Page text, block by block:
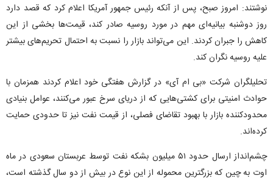
نوشتند: امروز صبح، پس از آنکه رئیس جمهور آمریکا اعلام کرد که قصد دارد
روز دوشنبه بیانیه‌ای مهم در مورد روسیه صادر کند، قیمت‌ها بخشی از این
کاهش را جبران کردند. این می‌تواند بازار را نسبت به احتمال تحریم‌های بیشتر
علیه روسیه نگران کند.
تحلیلگران شرکت «بی ام آی» در گزارش هفتگی خود اعلام کردند همزمان با
حوادث امنیتی برای کشتی‌هایی که از دریای سرخ عبور می‌کنند، عوامل بنیادی
محدودکننده بازار با بهبود تقاضای فصلی، از قیمت نفت نیز تا حدودی حمایت
کرده‌اند.
چشم‌انداز ارسال حدود ۵۱ میلیون بشکه نفت توسط عربستان سعودی در ماه
اوت به چین که بزرگترین محموله از این نوع در بیش از دو سال گذشته است،